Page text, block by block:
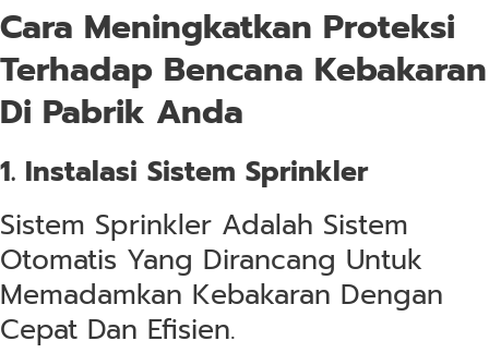
Cara Meningkatkan Proteksi
Terhadap Bencana Kebakaran
Di Pabrik Anda
1. Instalasi Sistem Sprinkler
Sistem Sprinkler Adalah Sistem
Otomatis Yang Dirancang Untuk
Memadamkan Kebakaran Dengan
Cepat Dan Efisien.